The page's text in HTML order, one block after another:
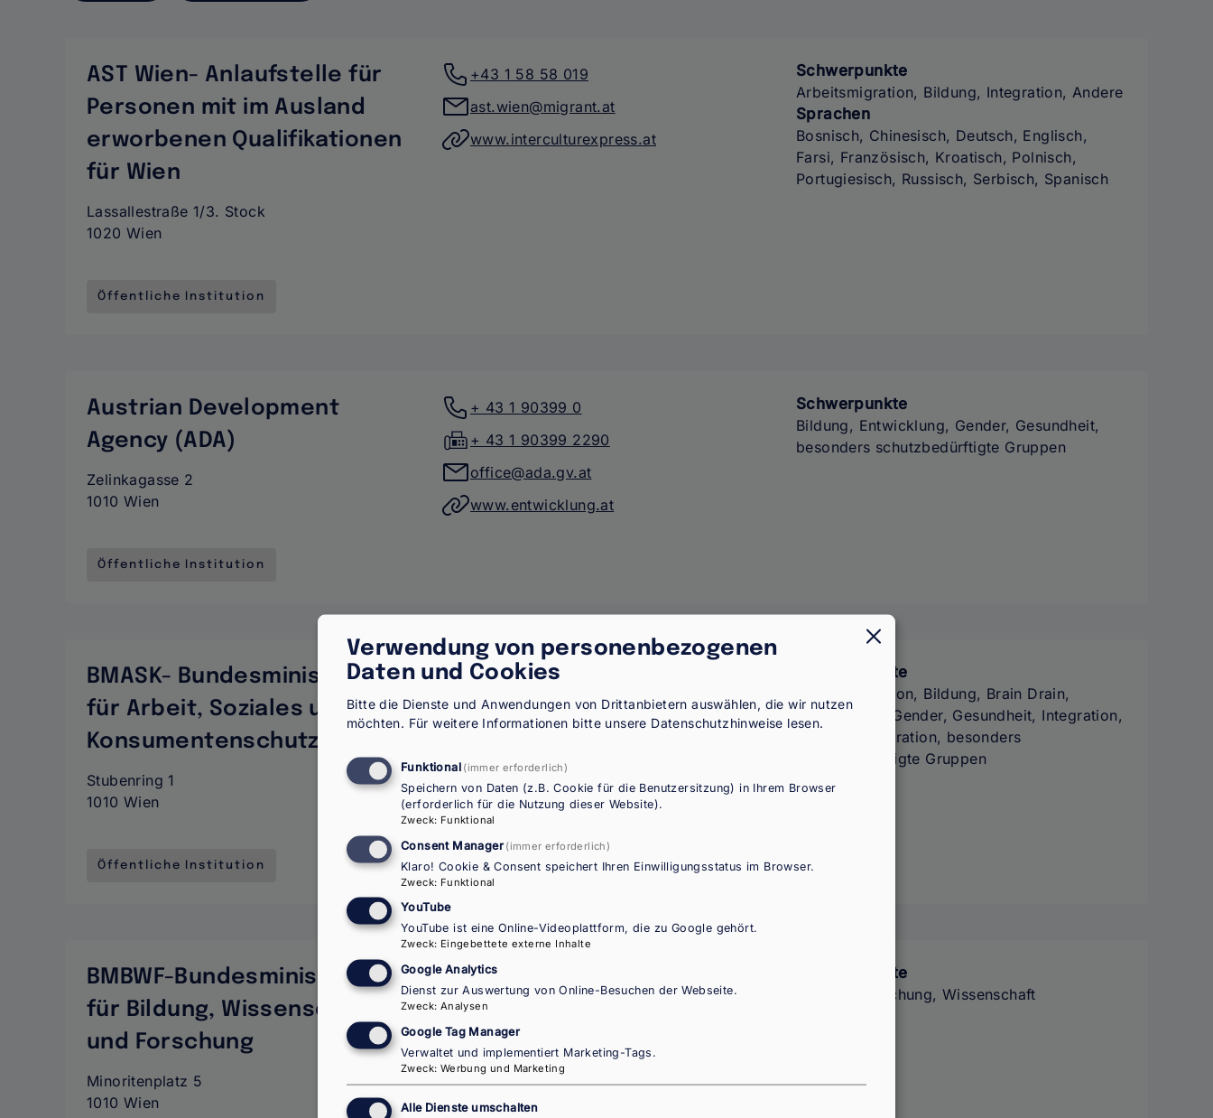
AST Wien- Anlaufstelle für
Personen mit im Ausland
erworbenen Qualifikationen
für Wien
Lassallestraße 1/3. Stock
1020 Wien
Öffentliche Institution
+43 1 58 58 019
ast.wien@migrant.at
www.interculturexpress.at
Schwerpunkte
Arbeitsmigration, Bildung, Integration, Andere
Sprachen
Bosnisch, Chinesisch, Deutsch, Englisch,
Farsi, Französisch, Kroatisch, Polnisch,
Portugiesisch, Russisch, Serbisch, Spanisch
Austrian Development
Agency (ADA)
Zelinkagasse 2
1010 Wien
Öffentliche Institution
+ 43 1 90399 0
+ 43 1 90399 2290
office@ada.gv.at
www.entwicklung.at
Schwerpunkte
Bildung, Entwicklung, Gender, Gesundheit,
besonders schutzbedürftigte Gruppen
BMASK- Bundesministerium
für Arbeit, Soziales und
Konsumentenschutz
Stubenring 1
1010 Wien
Öffentliche Institution
+43 1711000
ministerium@bmbwf.gv.at
Schwerpunkte
Arbeitsmigration, Bildung, Brain Drain,
Entwicklung, Gender, Gesundheit, Integration,
Irreguläre Migration, besonders
schutzbedürftigte Gruppen
BMBWF-Bundesministerium
für Bildung, Wissenschaft
und Forschung
Minoritenplatz 5
1010 Wien
+43 1 711 000
ministerium@bmbwf.gv.at
www.bmbwf.gv.at
Schwerpunkte
Bildung, Forschung, Wissenschaft
Verwendung von personenbezogenen
Daten und Cookies
Bitte die Dienste und Anwendungen von Drittanbietern auswählen, die wir nutzen
möchten. Für weitere Informationen bitte unsere Datenschutzhinweise lesen.
Funktional (immer erforderlich)
Speichern von Daten (z.B. Cookie für die Benutzersitzung) in Ihrem Browser
(erforderlich für die Nutzung dieser Website).
Zweck: Funktional
Consent Manager (immer erforderlich)
Klaro! Cookie & Consent speichert Ihren Einwilligungsstatus im Browser.
Zweck: Funktional
YouTube
YouTube ist eine Online-Videoplattform, die zu Google gehört.
Zweck: Eingebettete externe Inhalte
Google Analytics
Dienst zur Auswertung von Online-Besuchen der Webseite.
Zweck: Analysen
Google Tag Manager
Verwaltet und implementiert Marketing-Tags.
Zweck: Werbung und Marketing
Alle Dienste umschalten